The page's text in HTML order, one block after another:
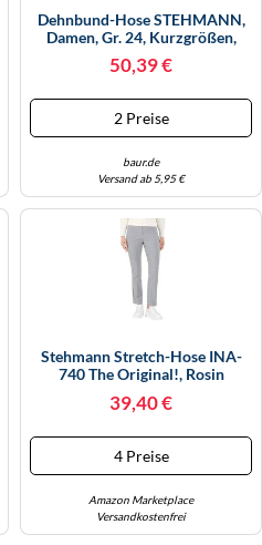
Dehnbund-Hose STEHMANN,
Damen, Gr. 24, Kurzgrößen,
Schwarz, 72% Viskose, 25%
Polyamid, 3% Elasthan,
50,39 €
2 Preise
baur.de
Versand ab 5,95 €
Stehmann Stretch-Hose INA-
740 The Original!, Rosin
39,40 €
4 Preise
Amazon Marketplace
Versandkostenfrei